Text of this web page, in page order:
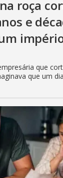
roça
e
que
que um